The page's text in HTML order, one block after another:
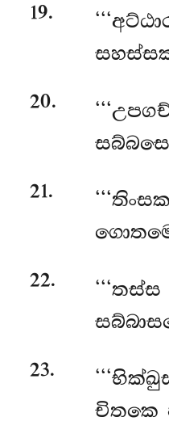
19.
20.
21.
22.
23.
චිතකෙ